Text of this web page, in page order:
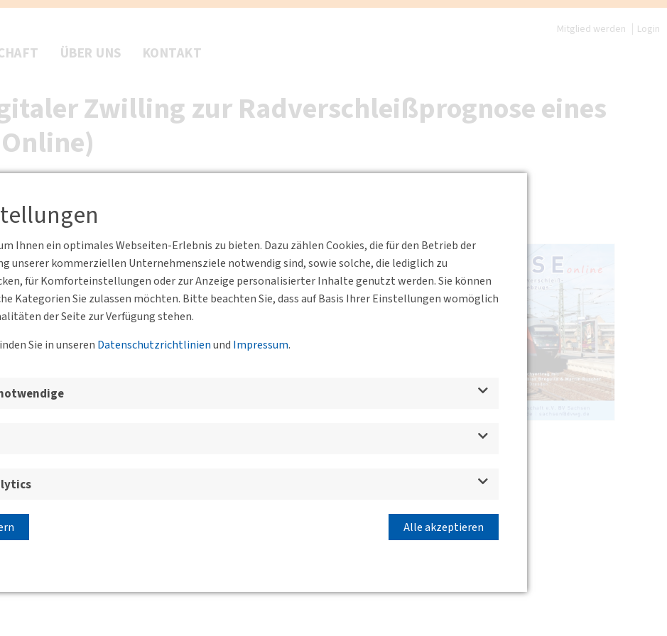
Ihnen ein optimales Webseiten-Erlebnis zu bieten. Dazu zählen Cookies, die für den Betrieb der
unserer kommerziellen Unternehmensziele notwendig sind, sowie solche, die lediglich zu
für Komforteinstellungen oder zur Anzeige personalisierter Inhalte genutzt werden. Sie können
Kategorien Sie zulassen möchten. Bitte beachten Sie, dass auf Basis Ihrer Einstellungen womöglich
der Seite zur Verfügung stehen.
Sie in unseren Datenschutzrichtlinienund Impressum.
Alle akzeptieren
Mitglied werden Login
ÜBER UNS KONTAKT
Zwilling zur Radverschleißprognose eines
BV Sachsen
ein aktuelles Forschungsprojekt an der TU Dresden
März 2024 ab 17.30 Uhrim Rahmen derDVWG Impulse!ein Online-
Ruscher von der TU Dresden zum Thema
einfach eine kurze Mail an